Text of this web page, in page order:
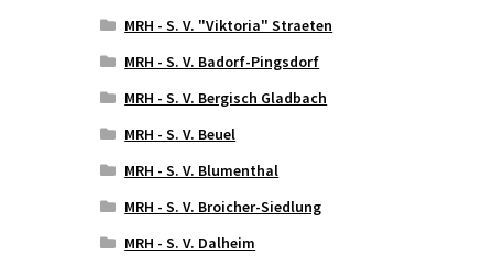
MRH - S. V. "Viktoria" Straeten
MRH - S. V. Badorf-Pingsdorf
MRH - S. V. Bergisch Gladbach
MRH - S. V. Beuel
MRH - S. V. Blumenthal
MRH - S. V. Broicher-Siedlung
MRH - S. V. Dalheim